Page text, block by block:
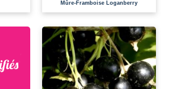
Mûre-Framboise Loganberry